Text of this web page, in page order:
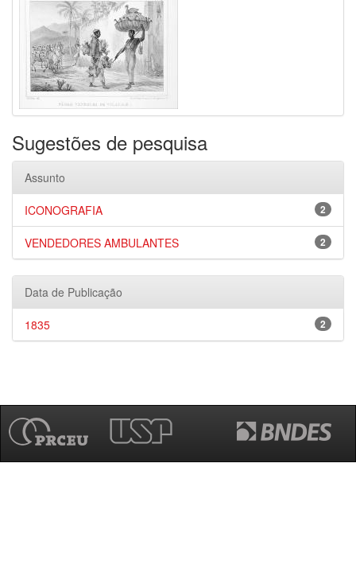
Sugestões de pesquisa
Assunto
2
ICONOGRAFIA
2
VENDEDORES AMBULANTES
Data de Publicação
2
1835